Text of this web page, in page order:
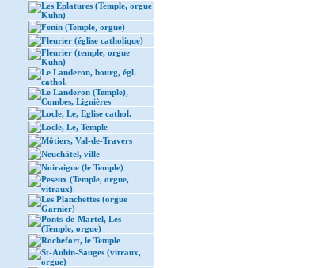
Les Eplatures (Temple, orgue
Kuhn)
Fenin (Temple, orgue)
Fleurier (église catholique)
Fleurier (temple, orgue
Kuhn)
Le Landeron, bourg, égl.
cathol.
Le Landeron (Temple),
Combes, Lignières
Locle, Le, Eglise cathol.
Locle, Le, Temple
Môtiers, Val-de-Travers
Neuchâtel, ville
Noiraigue (le Temple)
Peseux (Temple, orgue,
vitraux)
Les Planchettes (orgue
Garnier)
Ponts-de-Martel, Les
(Temple, orgue)
Rochefort, le Temple
St-Aubin-Sauges (vitraux,
orgue)